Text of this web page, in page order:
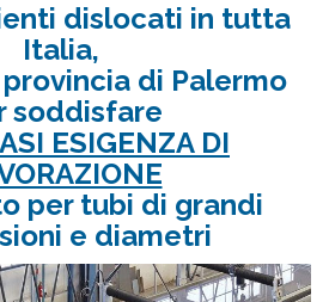
dislocati in tutta
Italia,
di Palermo
soddisfare
ESIGENZA DI
per tubi di grandi
e diametri